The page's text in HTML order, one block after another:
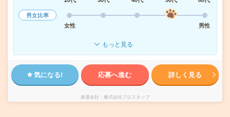
男女比率
女性
男性
もっと見る
気になる! 応募へ進む 詳しく見る
派遣会社 株式会社プロスタッフ